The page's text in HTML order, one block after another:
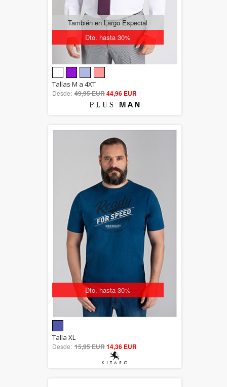
Dto. hasta 30%
También en Largo Especial
5.00
out of 5
Tallas M a 4XT
Desde: 49,95 EUR44,96 EUR
Dto. hasta 30%
out of 5
Talla XL
Desde: 15,95 EUR14,36 EUR